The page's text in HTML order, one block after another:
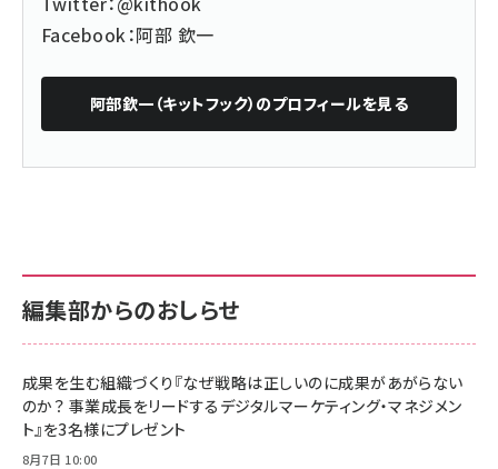
Facebook：阿部 欽一
阿部欽一（キットフック） のプロフィールを見る
編集部からのおしらせ
成果を生む組織づくり『なぜ戦略は正しいのに成果があがらない
のか？ 事業成長をリードするデジタルマーケティング・マネジメン
ト』を3名様にプレゼント
8月7日 10:00